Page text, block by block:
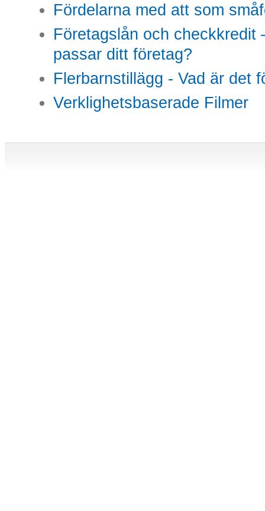
Fördelarna med att som
Företagslån och checkkredit
passar ditt företag?
Flerbarnstillägg - Vad är det
Verklighetsbaserade Filmer